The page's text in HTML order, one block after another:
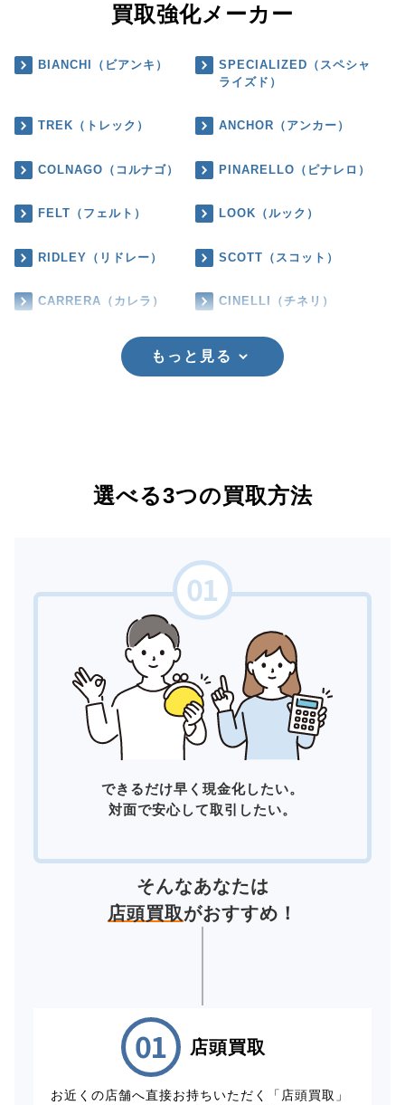
買取強化メーカー
BIANCHI（ビアンキ）
SPECIALIZED（スペシャ
ライズド）
TREK（トレック） ANCHOR（アンカー）
COLNAGO（コルナゴ） PINARELLO（ピナレロ）
FELT（フェルト） LOOK（ルック）
RIDLEY（リドレー） SCOTT（スコット）
CARRERA（カレラ） CINELLI（チネリ）
もっと見る
選べる3つの買取方法
できるだけ早く現金化したい。
対面で安心して取引したい。
そんなあなたは
店頭買取がおすすめ！
店頭買取
お近くの店舗へ直接お持ちいただく「店頭買取」